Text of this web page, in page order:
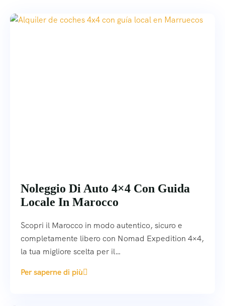
Noleggio Di Auto 4×4 Con Guida
Locale In Marocco
Scopri il Marocco in modo autentico, sicuro e
completamente libero con Nomad Expedition 4×4,
la tua migliore scelta per il…
Per saperne di più